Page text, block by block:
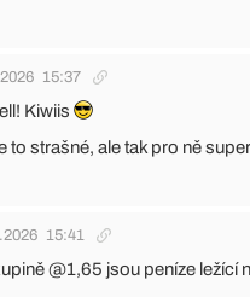
15:37
Kiwiis
to strašné, ale tak pro ně
15:41
@1,65 jsou peníze ležící